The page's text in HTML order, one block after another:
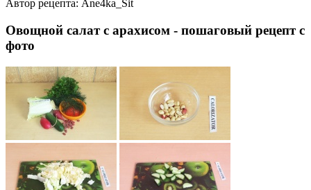
Автор рецепта: Ane4ka_Sit
Овощной салат с арахисом - пошаговый рецепт с
фото